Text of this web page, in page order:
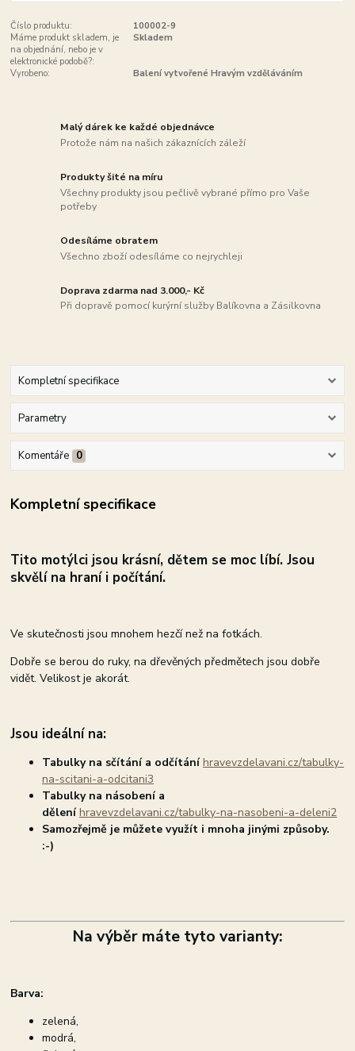
Číslo produktu:
100002-9
Máme produkt skladem, je
na objednání, nebo je v
elektronické podobě?:
Skladem
Vyrobeno: Balení vytvořené Hravým vzděláváním
Malý dárek ke každé objednávce
Protože nám na našich zákaznících záleží
Produkty šité na míru
Všechny produkty jsou pečlivě vybrané přímo pro Vaše
potřeby
Odesíláme obratem
Všechno zboží odesíláme co nejrychleji
Doprava zdarma nad 3.000,- Kč
Při dopravě pomocí kurýrní služby Balíkovna a Zásilkovna
Kompletní specifikace
Parametry
Komentáře 0
Kompletní specifikace
Tito motýlci jsou krásní, dětem se moc líbí. Jsou
skvělí na hraní i počítání.
Ve skutečnosti jsou mnohem hezčí než na fotkách.
Dobře se berou do ruky, na dřevěných předmětech jsou dobře
vidět. Velikost je akorát.
Jsou ideální na:
Tabulky na sčítání a odčítáníhravevzdelavani.cz/tabulky-
na-scitani-a-odcitani3
Tabulky na násobení a
děleníhravevzdelavani.cz/tabulky-na-nasobeni-a-deleni2
Samozřejmě je můžete využít i mnoha jinými způsoby.
:-)
Na výběr máte tyto varianty:
Barva:
zelená,
modrá,